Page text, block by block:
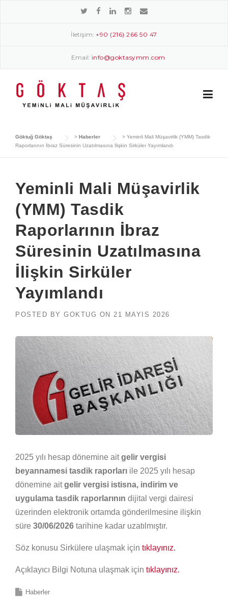
İletişim: +90 (216) 266 50 47
Email: info@goktasymm.com
Göktuğ Göktaş > Haberler > Yeminli Mali Müşavirlik (YMM) Tasdik
Raporlarının İbraz Süresinin Uzatılmasına İlişkin Sirküler Yayımlandı
Yeminli Mali Müşavirlik
(YMM) Tasdik
Raporlarının İbraz
Süresinin Uzatılmasına
İlişkin Sirküler
Yayımlandı
POSTED BY GOKTUG ON 21 MAYIS 2026
2025 yılı hesap dönemine aitgelir vergisi
beyannamesi tasdik raporları ile 2025 yılı hesap
dönemine aitgelir vergisi istisna, indirim ve
uygulama tasdik raporlarının dijital vergi dairesi
üzerinden elektronik ortamda gönderilmesine ilişkin
süre 30/06/2026 tarihine kadar uzatılmıştır.
Söz konusu Sirkülere ulaşmak için tıklayınız.
Açıklayıcı Bilgi Notuna ulaşmak için tıklayınız.
Haberler